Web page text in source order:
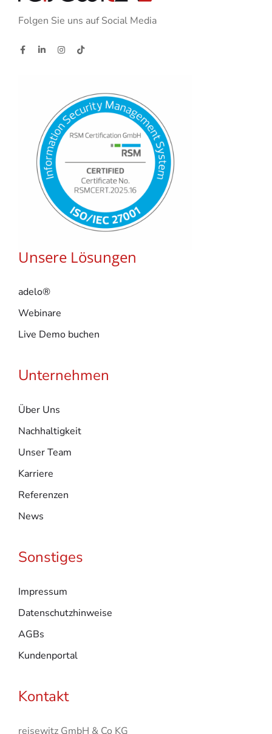
Folgen Sie uns auf Social Media
Unsere Lösungen
adelo®
Webinare
Live Demo buchen
Unternehmen
Über Uns
Nachhaltigkeit
Unser Team
Karriere
Referenzen
News
Sonstiges
Impressum
Datenschutzhinweise
AGBs
Kundenportal
Kontakt
reisewitz GmbH & Co KG